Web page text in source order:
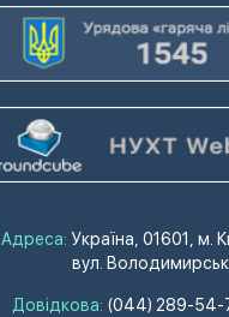
Адреса: Україна, 01601, м.
вул.
Довідкова: (044) 289-54-